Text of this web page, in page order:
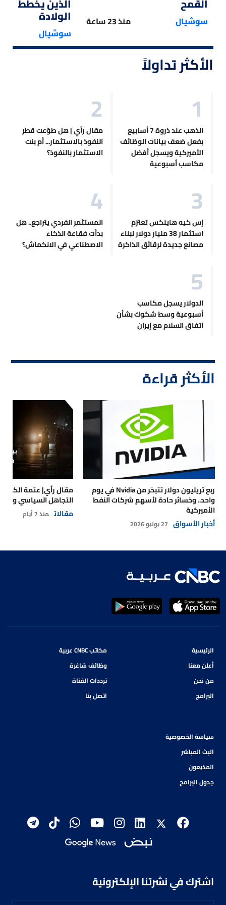
سوشيال منذ 23 ساعة الولادة
سوشيال
الأكثر تداولاً
الذهب عند ذروة 7 أسابيع
بفعل ضعف بيانات الوظائف
الأميركية ويسجل أفضل
مكاسب أسبوعية
مقال رأي | هل طوّعت قطر
النفوذ بالاستثمار... أم بنت
الاستثمار بالنفوذ؟
إس كيه هاينكس تعتزم
استثمار 38 مليار دولار لبناء
مصانع جديدة لرقائق الذاكرة
المستثمر الفردي يتراجع.. هل
بدأت فقاعة الذكاء
الاصطناعي في الانكماش؟
الدولار يسجل مكاسب
أسبوعية وسط شكوك بشأن
اتفاق السلام مع إيران
الأكثر قراءة
ربع تريليون دولار تتبخر من Nvidia في يوم
واحد.. وخسائر حادة لأسهم شركات النفط
الأميركية
أخبار الأسواق 27 يوليو 2026
مقال رأي| عتمة
التجاهل السياسي
مقالات منذ 7 أيام
الرئيسية
أعلن معنا
من نحن
البرامج
مكاتب CNBC عربية
وظائف شاغرة
ترددات القناة
اتصل بنا
سياسة الخصوصية
البث المباشر
المذيعون
جدول البرامج
اشترك في نشرتنا الإلكترونية